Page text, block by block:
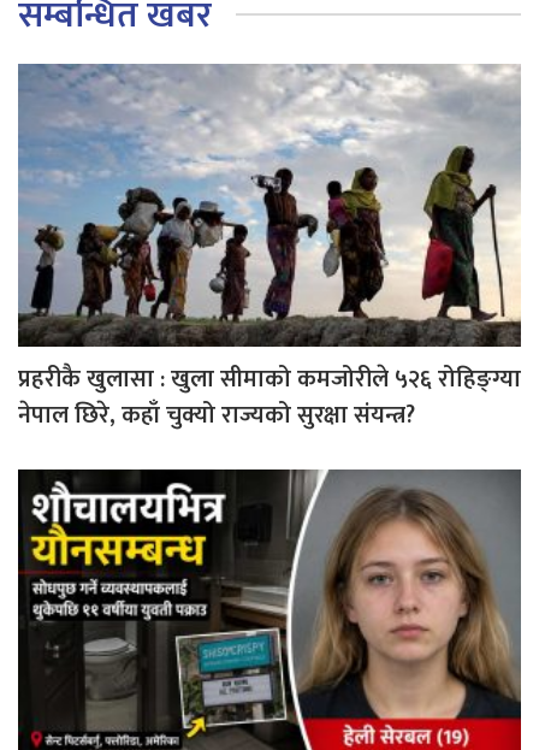
सम्बन्धित खबर
प्रहरीकै खुलासा : खुला सीमाको कमजोरीले ५२६ रोहिङ्ग्या
नेपाल छिरे, कहाँ चुक्यो राज्यको सुरक्षा संयन्त्र?